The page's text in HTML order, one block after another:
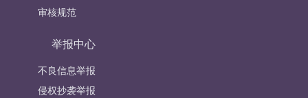
审核规范
举报中心
不良信息举报
侵权抄袭举报